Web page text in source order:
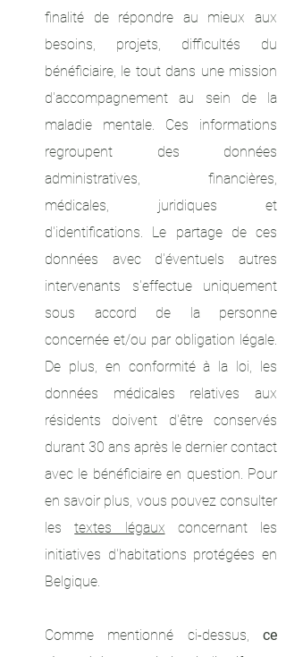
finalité de répondre au mieux aux
besoins, projets, difficultés du
bénéficiaire, le tout dans une mission
d'accompagnement au sein de la
maladie mentale. Ces informations
regroupent des données
administratives, financières,
médicales, juridiques et
d'identifications. Le partage de ces
données avec d'éventuels autres
intervenants s'effectue uniquement
sous accord de la personne
concernée et/ou par obligation légale.
De plus, en conformité à la loi, les
données médicales relatives aux
résidents doivent d'être conservés
durant 30 ans après le dernier contact
avec le bénéficiaire en question. Pour
en savoir plus, vous pouvez consulter
lestextes légaux concernant les
initiatives d'habitations protégées en
Belgique.
Comme mentionné ci-dessus, ce